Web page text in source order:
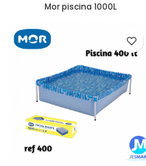
Mor piscina 1000L